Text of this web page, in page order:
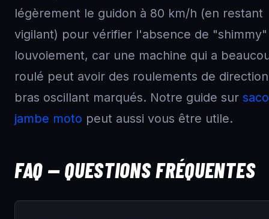
légèrement le guidon à 80 km/h (en restant
vigilant) pour vérifier l'absence de
louvoiement, car une machine qui a
roulé peut avoir des roulements de
bras oscillant marqués. Notre guide sur
jambe moto peut aussi vous être utile.
FAQ — QUESTIONS FRÉQUENTES